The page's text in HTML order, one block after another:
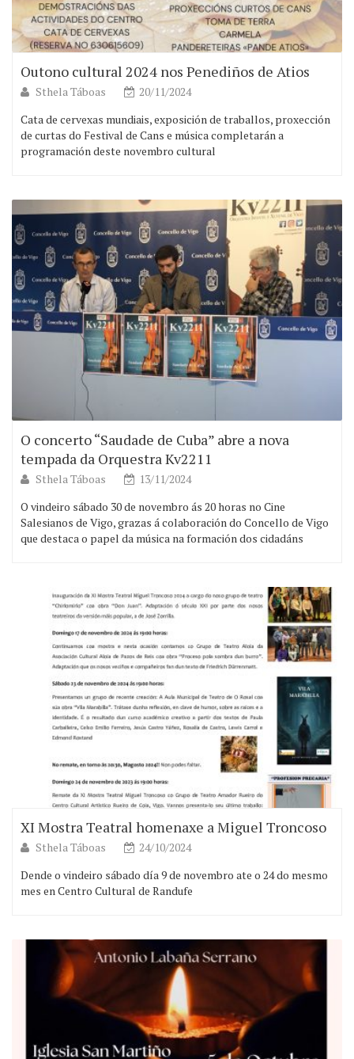
Outono cultural 2024 nos Penediños de Atios
Sthela Táboas
20/11/2024
Cata de cervexas mundiais, exposición de traballos, proxección
de curtas do Festival de Cans e música completarán a
programación deste novembro cultural
O concerto “Saudade de Cuba” abre a nova
tempada da Orquestra Kv2211
Sthela Táboas
13/11/2024
O vindeiro sábado 30 de novembro ás 20 horas no Cine
Salesianos de Vigo, grazas á colaboración do Concello de Vigo
que destaca o papel da música na formación dos cidadáns
XI Mostra Teatral homenaxe a Miguel Troncoso
Sthela Táboas
24/10/2024
Dende o vindeiro sábado día 9 de novembro ate o 24 do mesmo
mes en Centro Cultural de Randufe